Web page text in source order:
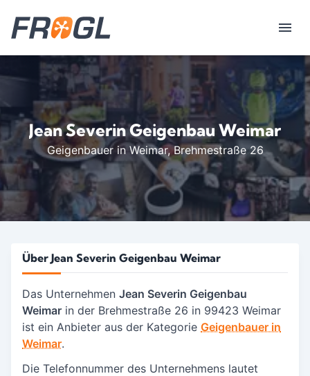
Jean Severin Geigenbau Weimar
Geigenbauer in Weimar, Brehmestraße 26
Über Jean Severin Geigenbau Weimar
Das Unternehmen Jean Severin Geigenbau
Weimar in der Brehmestraße 26 in 99423 Weimar
ist ein Anbieter aus der Kategorie Geigenbauer in
Weimar.
Die Telefonnummer des Unternehmens lautet